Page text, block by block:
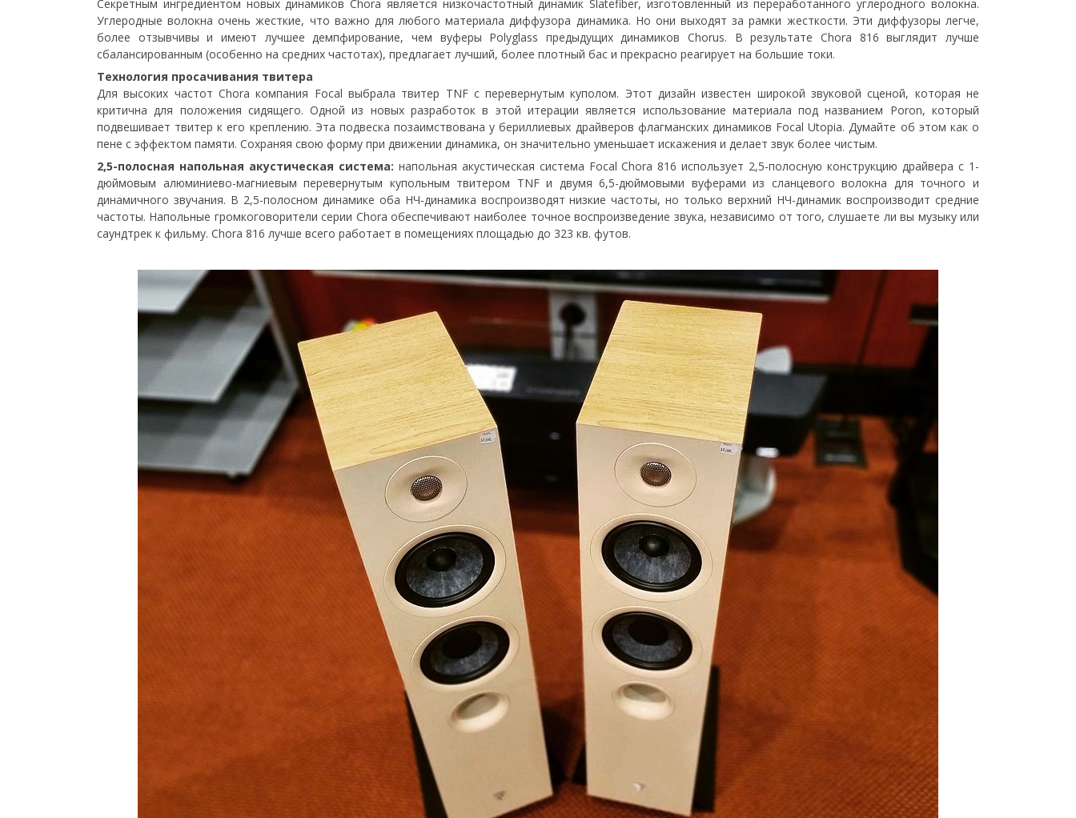
Секретным ингредиентом новых динамиков Chora является низкочастотный динамик Slatefiber, изготовленный из переработанного углеродного волокна.
Углеродные волокна очень жесткие, что важно для любого материала диффузора динамика. Но они выходят за рамки жесткости. Эти диффузоры легче,
более отзывчивы и имеют лучшее демпфирование, чем вуферы Polyglass предыдущих динамиков Chorus. В результате Chora 816 выглядит лучше
сбалансированным (особенно на средних частотах), предлагает лучший, более плотный бас и прекрасно реагирует на большие токи.
Технология просачивания твитера
Для высоких частот Chora компания Focal выбрала твитер TNF с перевернутым куполом. Этот дизайн известен широкой звуковой сценой, которая не
критична для положения сидящего. Одной из новых разработок в этой итерации является использование материала под названием Poron, который
подвешивает твитер к его креплению. Эта подвеска позаимствована у бериллиевых драйверов флагманских динамиков Focal Utopia. Думайте об этом как о
пене с эффектом памяти. Сохраняя свою форму при движении динамика, он значительно уменьшает искажения и делает звук более чистым.
2,5-полосная напольная акустическая система: напольная акустическая система Focal Chora 816 использует 2,5-полосную конструкцию драйвера с 1-
дюймовым алюминиево-магниевым перевернутым купольным твитером TNF и двумя 6,5-дюймовыми вуферами из сланцевого волокна для точного и
динамичного звучания. В 2,5-полосном динамике оба НЧ-динамика воспроизводят низкие частоты, но только верхний НЧ-динамик воспроизводит средние
частоты. Напольные громкоговорители серии Chora обеспечивают наиболее точное воспроизведение звука, независимо от того, слушаете ли вы музыку или
саундтрек к фильму. Chora 816 лучше всего работает в помещениях площадью до 323 кв. футов.